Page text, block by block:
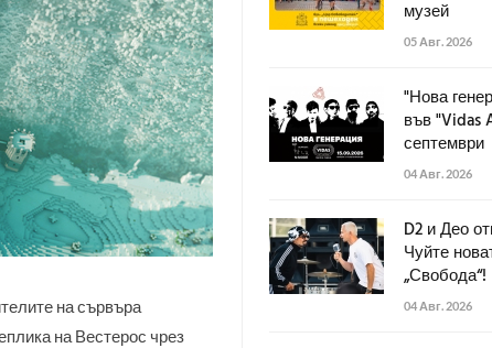
на сървъра
на Вестерос чрез
музей
05 Авг. 2026
"Нова
във "Vidas
септември
04 Авг. 2026
D2 и Део
Чуйте
„Свобода“!
04 Авг. 2026